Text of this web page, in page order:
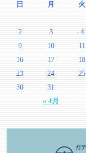
日 月 火
« 4月
2
3 4
9
10 11
16
17 18
23
24 25
30
31